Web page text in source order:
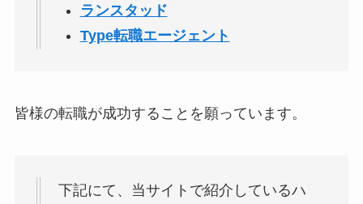
ランスタッド
Type転職エージェント
皆様の転職が成功することを願っています。
下記にて、当サイトで紹介しているハ